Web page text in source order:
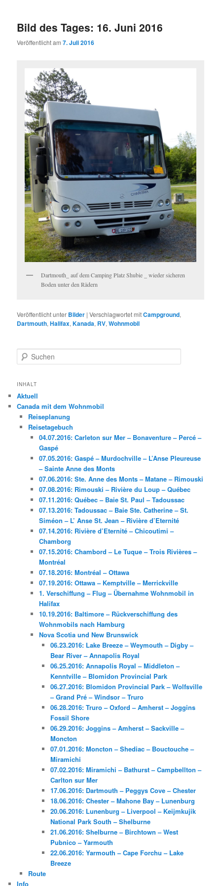
Bild des Tages: 16. Juni 2016
Veröffentlicht am7. Juli 2016
Dartmouth_ auf dem Camping Platz Shubie _ wieder sicheren
Boden unter den Rädern
Veröffentlicht unter Bilder |Verschlagwortet mitCampground,
Dartmouth,Halifax,Kanada, RV,Wohnmobil
u
h
n
INHALT
Aktuell
Canada mit dem Wohnmobil
Reiseplanung
Reisetagebuch
04.07.2016: Carleton sur Mer – Bonaventure – Percé –
Gaspé
07.05.2016: Gaspé – Murdochville – L’Anse Pleureuse
– Sainte Anne des Monts
07.06.2016: Ste. Anne des Monts – Matane – Rimouski
07.08.2016: Rimouski – Rivière du Loup – Québec
07.11.2016: Québec – Baie St. Paul – Tadoussac
07.13.2016: Tadoussac – Baie Ste. Catherine – St.
Siméon – L’ Anse St. Jean – Rivière d’Eternité
07.14.2016: Rivière d’Eternité – Chicoutimi –
Chamborg
07.15.2016: Chambord – Le Tuque – Trois Rivières –
Montréal
07.18.2016: Montréal – Ottawa
07.19.2016: Ottawa – Kemptville – Merrickville
1. Verschiffung – Flug – Übernahme Wohnmobil in
Halifax
10.19.2016: Baltimore – Rückverschiffung des
Wohnmobils nach Hamburg
Nova Scotia und New Brunswick
06.23.2016: Lake Breeze – Weymouth – Digby –
Bear River – Annapolis Royal
06.25.2016: Annapolis Royal – Middleton –
Kenntville – Blomidon Provincial Park
06.27.2016: Blomidon Provincial Park – Wolfsville
– Grand Pré – Windsor – Truro
06.28.2016: Truro – Oxford – Amherst – Joggins
Fossil Shore
06.29.2016: Joggins – Amherst – Sackville –
Moncton
07.01.2016: Moncton – Shediac – Bouctouche –
Miramichi
07.02.2016: Miramichi – Bathurst – Campbellton –
Carlton sur Mer
17.06.2016: Dartmouth – Peggys Cove – Chester
18.06.2016: Chester – Mahone Bay – Lunenburg
20.06.2016: Lunenburg – Liverpool – Keijmkujik
National Park South – Shelburne
21.06.2016: Shelburne – Birchtown – West
Pubnico – Yarmouth
22.06.2016: Yarmouth – Cape Forchu – Lake
Breeze
Route
Info